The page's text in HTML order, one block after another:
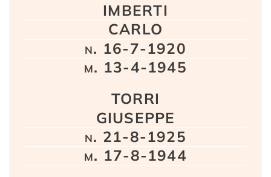
IMBERTI
CARLO
n. 16-7-1920
m. 13-4-1945
TORRI
GIUSEPPE
n. 21-8-1925
m. 17-8-1944